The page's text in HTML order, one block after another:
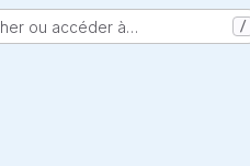
ou accéder à… /